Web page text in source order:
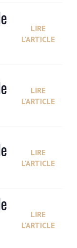
LIRE
L'ARTICLE
LIRE
L'ARTICLE
LIRE
L'ARTICLE
LIRE
L'ARTICLE